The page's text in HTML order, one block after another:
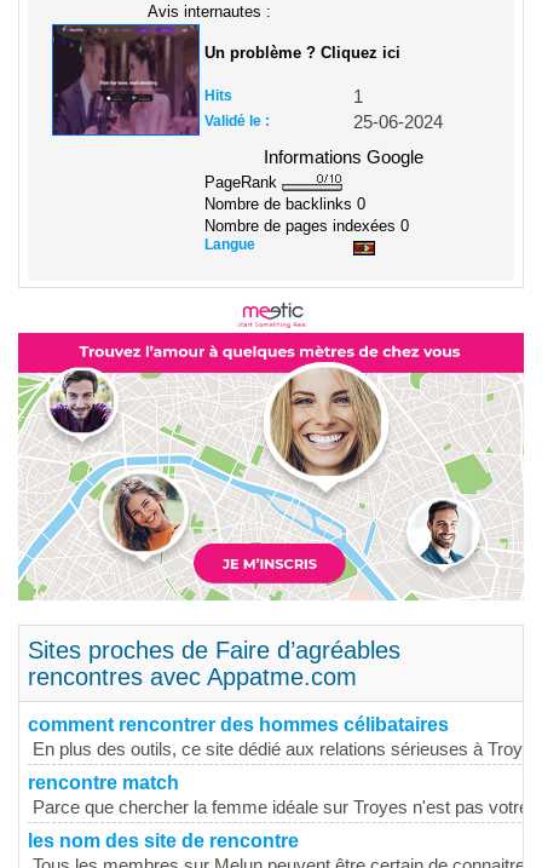
Avis internautes :
Un problème ? Cliquez ici
Hits 1
Validé le :
25-06-2024
Informations Google
PageRank
Nombre de backlinks 0
Nombre de pages indexées 0
Langue
Sites proches de Faire d’agréables
rencontres avec Appatme.com
comment rencontrer des hommes célibataires
En plus des outils, ce site dédié aux relations sérieuses à
rencontre match
Parce que chercher la femme idéale sur Troyes n'est pas votre
les nom des site de rencontre